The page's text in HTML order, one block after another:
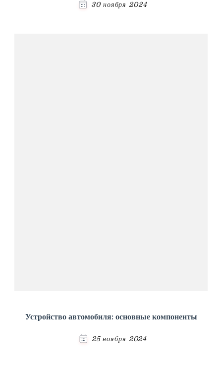
30 ноября 2024
Устройство автомобиля: основные компоненты
25 ноября 2024